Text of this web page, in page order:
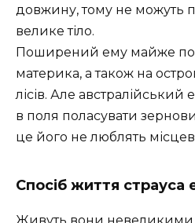
довжину, тому не можуть
велике тіло.
Поширений ему майже по
материка, а також на
лісів. Але австралійський
в поля поласувати
це його не люблять
Спосіб життя страуса